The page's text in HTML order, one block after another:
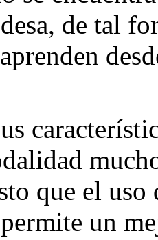
de tal
que el
un